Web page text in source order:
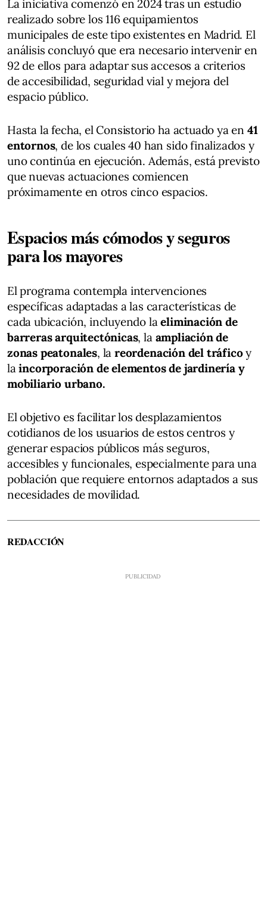
La iniciativa comenzó en 2024 tras un estudio
realizado sobre los 116 equipamientos
municipales de este tipo existentes en Madrid. El
análisis concluyó que era necesario intervenir en
92 de ellos para adaptar sus accesos a criterios
de accesibilidad, seguridad vial y mejora del
espacio público.
Hasta la fecha, el Consistorio ha actuado ya en 41
entornos, de los cuales 40 han sido finalizados y
uno continúa en ejecución. Además, está previsto
que nuevas actuaciones comiencen
próximamente en otros cinco espacios.
Espacios más cómodos y seguros
para los mayores
El programa contempla intervenciones
específicas adaptadas a las características de
cada ubicación, incluyendo laeliminación de
barreras arquitectónicas, la ampliación de
zonas peatonales, lareordenación del tráficoy
la incorporación de elementos de jardinería y
mobiliario urbano.
El objetivo es facilitar los desplazamientos
cotidianos de los usuarios de estos centros y
generar espacios públicos más seguros,
accesibles y funcionales, especialmente para una
población que requiere entornos adaptados a sus
necesidades de movilidad.
REDACCIÓN